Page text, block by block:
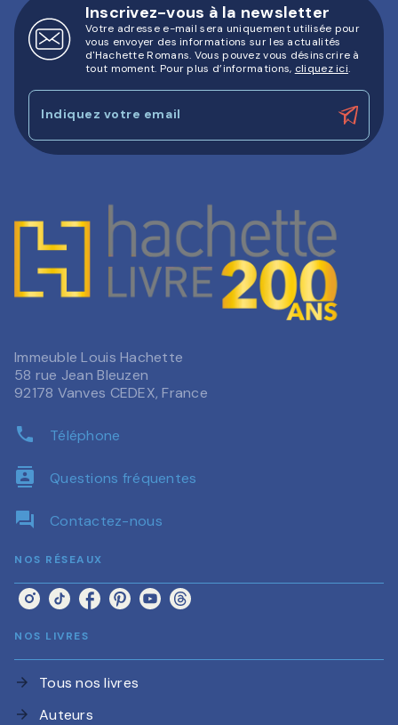
Inscrivez-vous à la newsletter
Votre adresse e-mail sera uniquement utilisée pour
vous envoyer des informations sur les actualités
d'Hachette Romans. Vous pouvez vous désinscrire à
tout moment. Pour plus d’informations, cliquez ici.
Indiquez votre email
Immeuble Louis Hachette
58 rue Jean Bleuzen
92178 Vanves CEDEX, France
phone Téléphone
contacts Questions fréquentes
question_answer Contactez-nous
NOS RÉSEAUX
NOS LIVRES
arrow_forward Tous nos livres
arrow_forward Auteurs